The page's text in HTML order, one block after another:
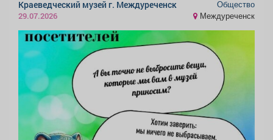
Краеведческий музей г. Междуреченск
29.07.2026
Общество
Междуреченск